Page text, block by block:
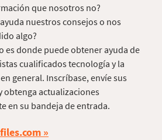
que nosotros no?
nuestros consejos o nos
algo?
es donde puede obtener ayuda de
cualificados tecnología y la
general. Inscríbase, envíe sus
obtenga actualizaciones
en su bandeja de entrada.